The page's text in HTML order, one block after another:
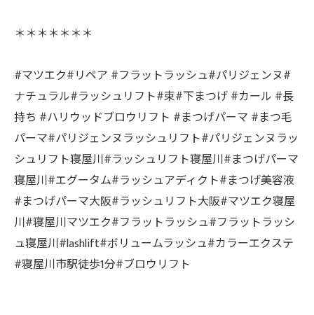
＊＊＊＊＊＊＊
#マツエク#リペア #フラットラッシュ#パリジェンヌ#
ナチュラル#ラッシュリフト#束#下まつげ #カール #長
持ち #ハリウッドブロウリフト #まつげパーマ #まつ毛
パーマ#パリジェンヌラッシュリフト#パリジェンヌラッ
シュリフト寝屋川#ラッシュリフト寝屋川#まつげパーマ
寝屋川#エグータム#ラッシュアディクト#まつげ美容液
#まつげパーマ大阪#ラッシュリフト大阪#マツエク寝屋
川#寝屋川マツエク#フラットラッシュ#フラットラッシ
ュ寝屋川#lashlift#ボリュームラッシュ#カラーエクステ
#寝屋川市駅徒歩1分#ブロウリフト